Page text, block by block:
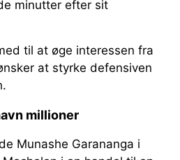
minutter efter sit
til at øge interessen fra
at styrke defensiven
millioner
Munashe Garananga i